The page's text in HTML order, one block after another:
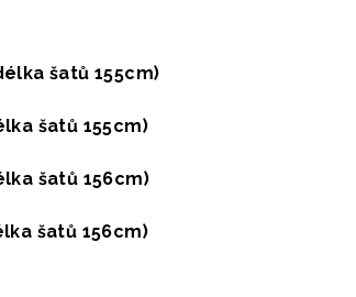
šatů 155cm)
šatů 155cm)
šatů 156cm)
šatů 156cm)